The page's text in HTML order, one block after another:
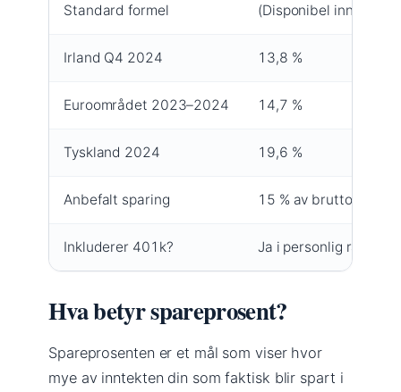
Standard formel (Disponibel inntekt −
Irland Q4 2024 13,8 %
Euroområdet 2023–2024 14,7 %
Tyskland 2024 19,6 %
Anbefalt sparing 15 % av bruttoinntekt
Inkluderer 401k? Ja i personlig rate
Hva betyr spareprosent?
Spareprosenten er et mål som viser hvor
mye av inntekten din som faktisk blir spart i